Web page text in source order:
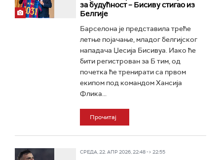
за будућност – Бисиву стигао из
Белгије
Барселона је представила треће
летње појачање, младог белгијског
нападача Џесија Бисивуа. Иако ће
бити регистрован за Б тим, од
почетка ће тренирати са првом
екипом под командом Хансија
Флика...
Прочитај
СРЕДА, 22. АПР 2026, 22:48 -> 22:55